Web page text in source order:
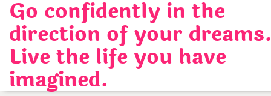
Skip
content
Go confidently in the
direction of your
Live the life you have
imagined.